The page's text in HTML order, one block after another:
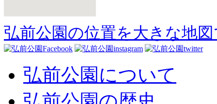
弘前公園の位置を大きな地
弘前公園について